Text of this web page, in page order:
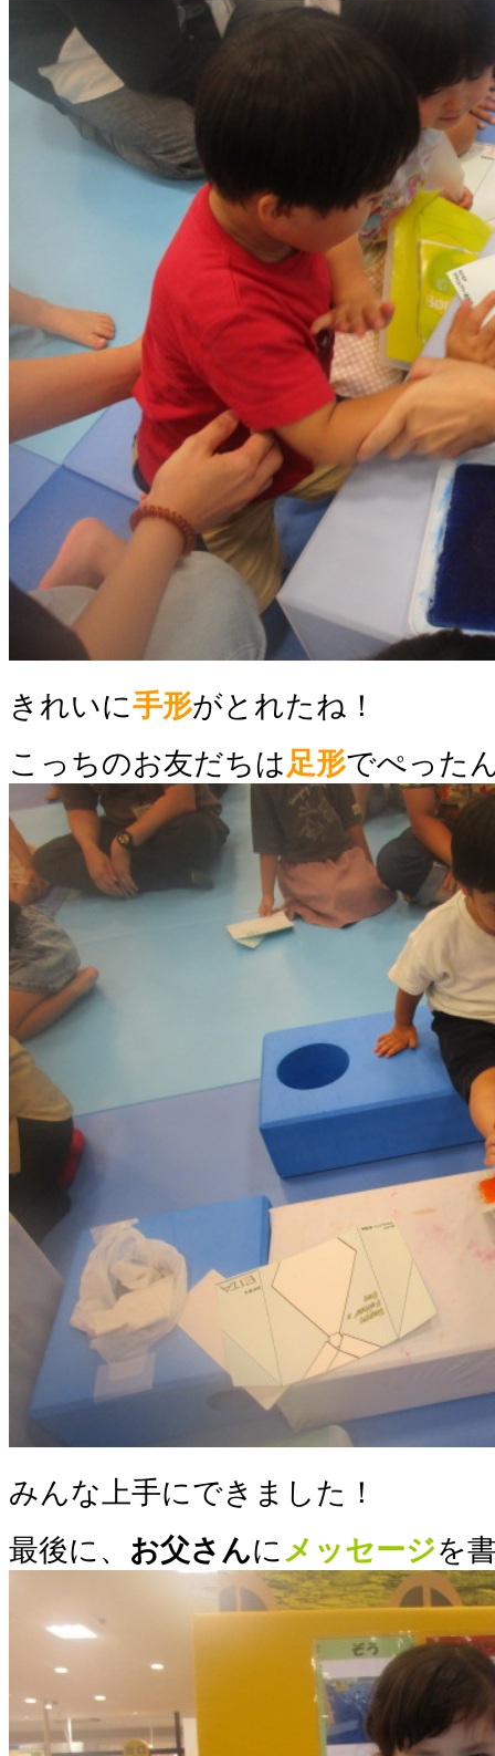
きれいに手形がとれたね！
こっちのお友だちは 足形でぺった
みんな上手にできました！
最後に、 お父さんに メッセージを